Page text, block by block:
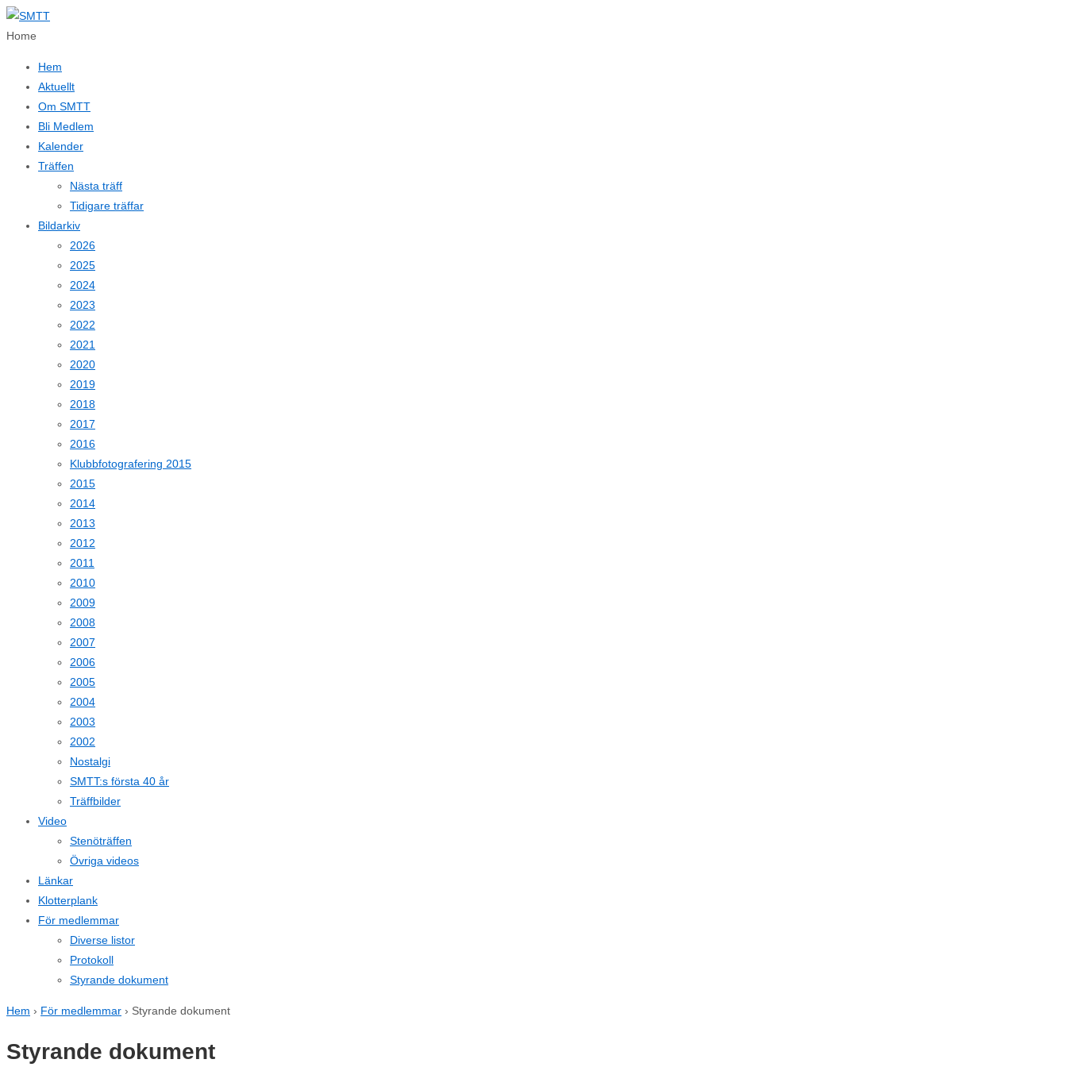
↓
Hoppa
huvudinnehållet
Home
Hem
Aktuellt
Om SMTT
Bli Medlem
Kalender
Träffen
Nästa träff
Tidigare träffar
Bildarkiv
2026
2025
2024
2023
2022
2021
2020
2019
2018
2017
2016
Klubbfotografering 2015
2015
2014
2013
2012
2011
2010
2009
2008
2007
2006
2005
2004
2003
2002
Nostalgi
SMTT:s första 40 år
Träffbilder
Video
Stenöträffen
Övriga videos
Länkar
Klotterplank
För medlemmar
Diverse listor
Protokoll
Styrande dokument
Hem › För medlemmar › Styrande dokument
Styrande dokument